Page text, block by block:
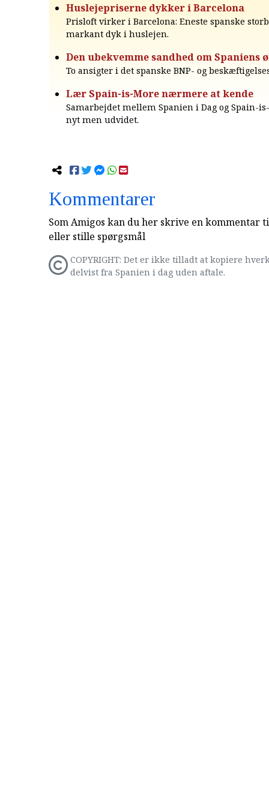
Huslejepriserne dykker i Barcelona
Prisloft virker i Barcelona: Eneste spanske
markant dyk i huslejen.
Den ubekvemme sandhed om Spaniens
To ansigter i det spanske BNP- og
Lær Spain-is-More nærmere at kende
Samarbejdet mellem Spanien i Dag og Spain-
nyt men udvidet.
Kommentarer
Som Amigos kan du her skrive en kommentar
eller stille spørgsmål
COPYRIGHT: Det er ikke tilladt at kopiere
delvist fra Spanien i dag uden aftale.